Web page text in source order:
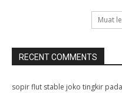
Muat
RECENT COMMENTS
sopir flut stable joko tingkir pada